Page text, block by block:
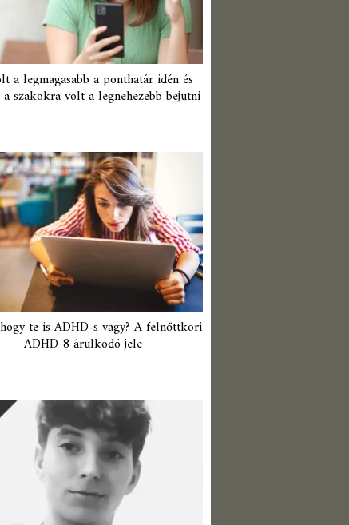
a legmagasabb a ponthatár idén és
a szakokra volt a legnehezebb bejutni
te is ADHD-s vagy? A felnőttkori
ADHD 8 árulkodó jele